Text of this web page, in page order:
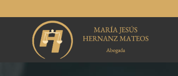
al
contenido